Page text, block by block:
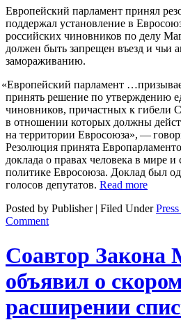
Европейский парламент принял
поддержал установление в
российских чиновников по делу
должен быть запрещен въезд и чьи
замораживанию.
«Европейский парламент
принять решение по утверждению
чиновников, причастных к гибели
в отношении которых должны
на территории Евросоюза», —
Резолюция принята
доклада о правах человека в мире и
политике Евросоюза. Доклад был
голосов депутатов. Read more
Posted by Publisher | Filed Under
Comment
Соавтор Закона
объявил о
расширении